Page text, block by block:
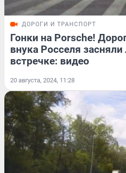
ДОРОГИ И ТРАНСПОРТ
Гонки на Porsche!
внука Росселя
встречке: видео
20 августа, 2024, 11:28